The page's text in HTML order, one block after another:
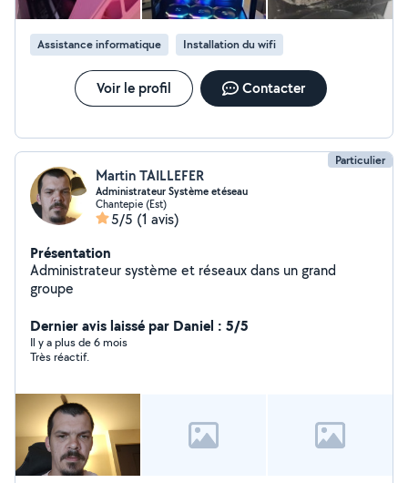
Assistance informatique Installation du wifi
Voir le profil Contacter
Particulier
Martin TAILLEFER
Administrateur Système etéseau
Chantepie (Est)
5/5 (1 avis)
Présentation
Administrateur système et réseaux dans un grand
groupe
Dernier avis laissé par Daniel : 5/5
Il y a plus de 6 mois
Très réactif.